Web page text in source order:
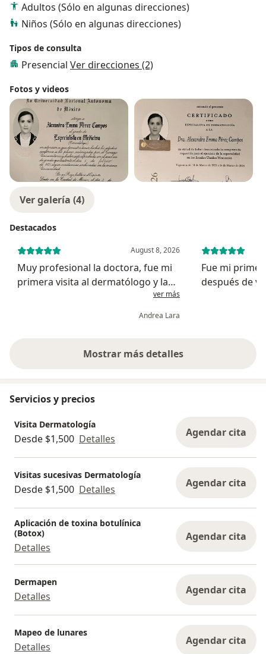
Adultos (Sólo en algunas direcciones)
Niños (Sólo en algunas direcciones)
Tipos de consulta
Presencial Ver direcciones (2)
Fotos y videos
Ver galería (4)
Destacados
August 8, 2026
Muy profesional la doctora, fue mi
primera visita al dermatólogo y la
ver más
Andrea Lara
Fue mi
después de
Mostrar más detalles
sobre la experiencia
Servicios y precios
Visita Dermatología
Desde $1,500 Detalles Agendar cita
Visitas sucesivas Dermatología
Desde $1,500 Detalles Agendar cita
Aplicación de toxina botulínica
(Botox)
Detalles
Agendar cita
Dermapen
Detalles Agendar cita
Mapeo de lunares
Detalles Agendar cita